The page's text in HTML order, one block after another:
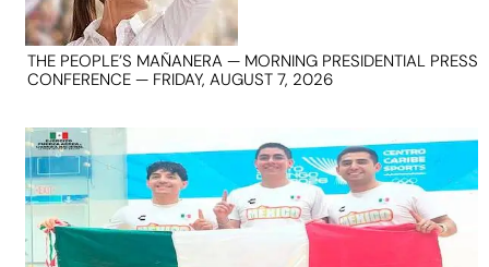
THE PEOPLE’S MAÑANERA — MORNING PRESIDENTIAL PRESS
CONFERENCE — FRIDAY, AUGUST 7, 2026